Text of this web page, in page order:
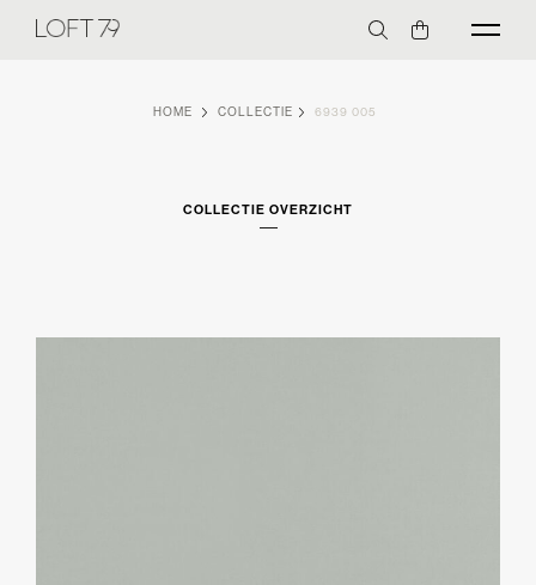
HOME COLLECTIE 6939 005
COLLECTIE OVERZICHT